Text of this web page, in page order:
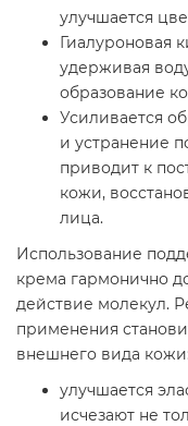
улучшается
Гиалуроновая
удерживая
образование
Усиливается
и устранение
приводит к
кожи,
лица.
Использование
крема гармонично
действие молекул.
применения
внешнего вида кожи:
улучшается
исчезают не